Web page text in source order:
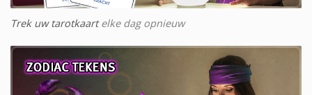
Trek uw tarotkaartelke dag opnieuw